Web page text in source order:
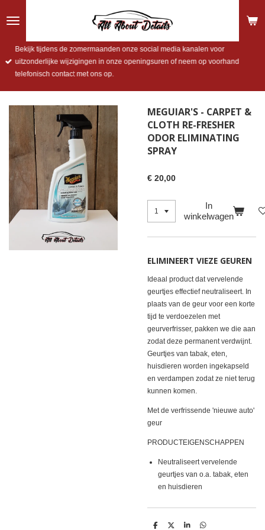
direct
hoofdinhoud
Bekijk tijdens de zomermaanden onze social media kanalen voor
uitzonderlijke wijzigingen in onze openingsuren of neem op voorhand
telefonisch contact met ons op.
MEGUIAR'S - CARPET &
CLOTH RE-FRESHER
ODOR ELIMINATING
SPRAY
€ 20,00
In
winkelwagen
ELIMINEERT VIEZE GEUREN
Ideaal product dat vervelende
geurtjes effectief neutraliseert. In
plaats van de geur voor een korte
tijd te verdoezelen met
geurverfrisser, pakken we die aan
zodat deze permanent verdwijnt.
Geurtjes van tabak, eten,
huisdieren worden ingekapseld
en verdampen zodat ze niet terug
kunnen komen.
Met de verfrissende 'nieuwe auto'
geur
PRODUCTEIGENSCHAPPEN
Neutraliseert vervelende
geurtjes van o.a. tabak, eten
en huisdieren
D
D
S
D